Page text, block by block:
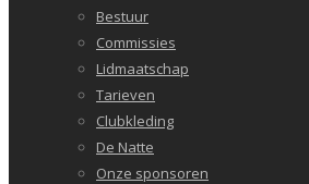
Bestuur
Commissies
Lidmaatschap
Tarieven
Clubkleding
De Natte
Onze sponsoren